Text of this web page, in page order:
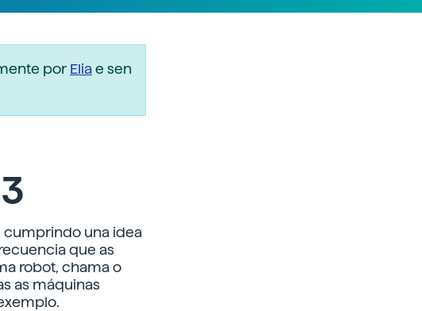
porEliae sen
cumprindo una idea
que as
robot, chama o
as máquinas